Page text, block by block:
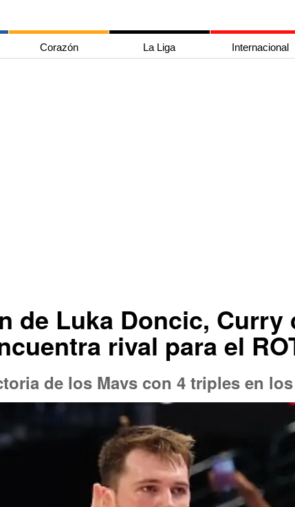
Corazón La Liga Internacional
de Luka Doncic,
rival para el
de los Mavs con 4 triples en